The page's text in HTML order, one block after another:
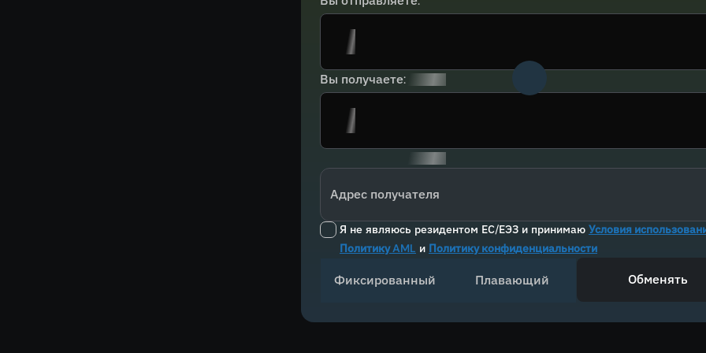
Вы получаете:
Адрес получателя
Я не являюсь резидентом ЕС/ЕЭЗ и принимаю Условия
Политику AML и Политику конфиденциальности
Фиксированный Плавающий Обменять